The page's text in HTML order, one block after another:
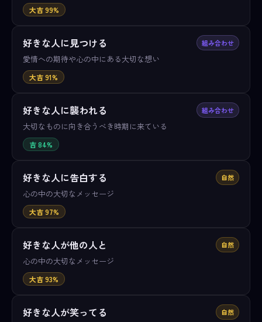
大吉 99%
好きな人に見つける 組み合わせ
愛情への期待や心の中にある大切な想い
大吉 91%
好きな人に襲われる 組み合わせ
大切なものに向き合うべき時期に来ている
吉 84%
好きな人に告白する 自然
心の中の大切なメッセージ
大吉 97%
好きな人が他の人と 自然
心の中の大切なメッセージ
大吉 93%
好きな人が笑ってる 自然